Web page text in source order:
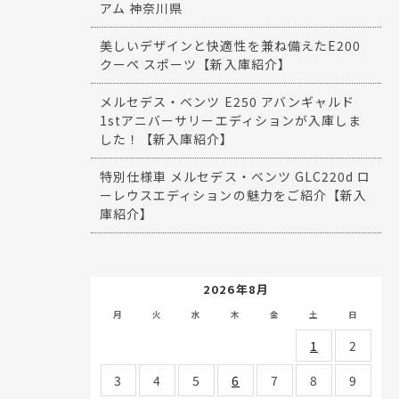
アム 神奈川県
美しいデザインと快適性を兼ね備えたE200
クーペ スポーツ【新入庫紹介】
メルセデス・ベンツ E250 アバンギャルド
1stアニバーサリーエディションが入庫しま
した！【新入庫紹介】
特別仕様車 メルセデス・ベンツ GLC220d ロ
ーレウスエディションの魅力をご紹介【新入
庫紹介】
2026年8月
月 火 水 木 金 土 日
1
2
3
4 5 6 7 8
9